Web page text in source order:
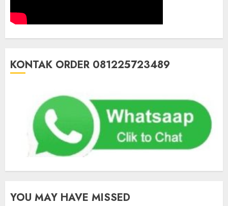
KONTAK ORDER 081225723489
YOU MAY HAVE MISSED